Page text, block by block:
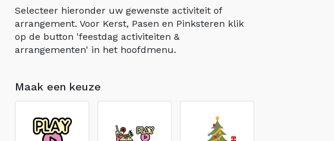
Selecteer hieronder uw gewenste activiteit of
arrangement. Voor Kerst, Pasen en Pinksteren klik
op de button 'feestdag activiteiten &
arrangementen' in het hoofdmenu.
Maak een keuze